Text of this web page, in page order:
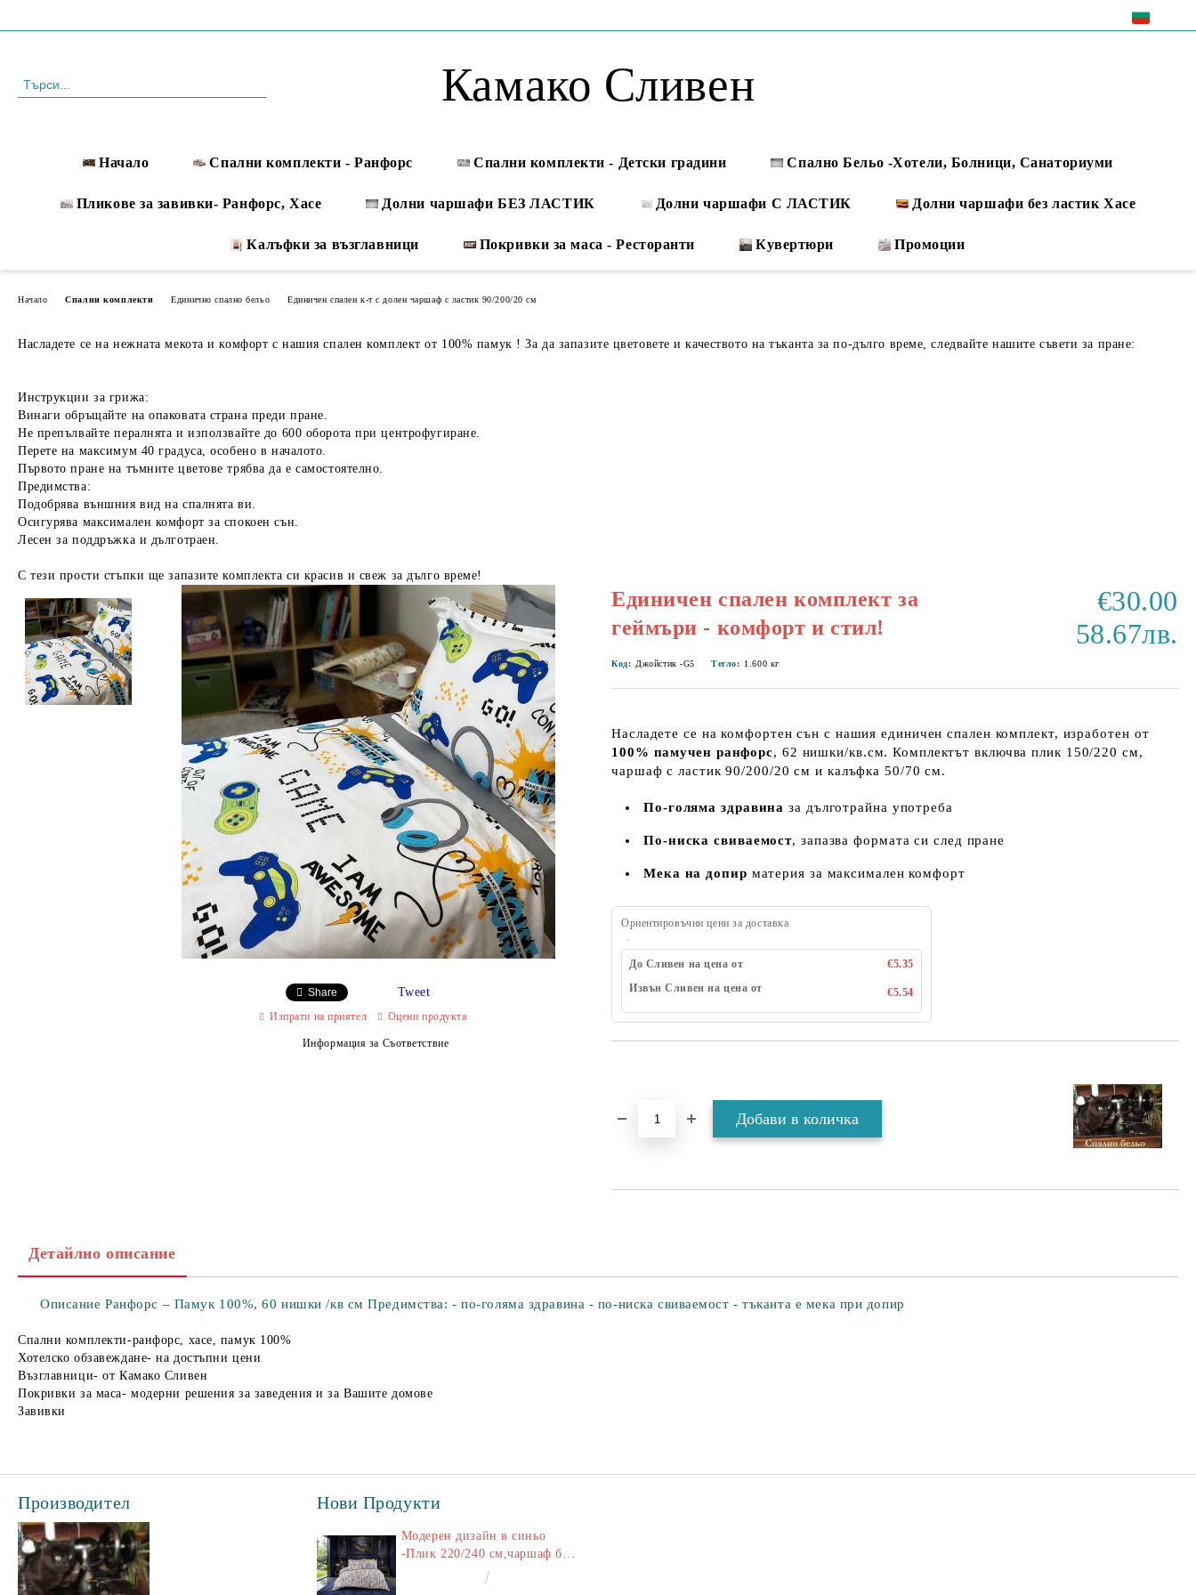
Камако Сливен
Начало Спални комплекти - Ранфорс Спални комплекти - Детски градини Спално Бельо -Хотели, Болници, Санаториуми
Пликове за завивки- Ранфорс, Хасе Долни чаршафи БЕЗ ЛАСТИК Долни чаршафи С ЛАСТИК Долни чаршафи без ластик Хасе
Калъфки за възглавници Покривки за маса - Ресторанти Кувертюри Промоции
Начало Спални комплекти Единично спално бельо Единичен спален к-т с долен чаршаф с ластик 90/200/20 см
Насладете се на нежната мекота и комфорт с нашия спален комплект от 100% памук ! За да запазите цветовете и качеството на тъканта за по-дълго време, следвайте нашите съвети за пране:
Инструкции за грижа:
Винаги обръщайте на опаковата страна преди пране.
Не препълвайте пералнята и използвайте до 600 оборота при центрофугиране.
Перете на максимум 40 градуса, особено в началото.
Първото пране на тъмните цветове трябва да е самостоятелно.
Предимства:
Подобрява външния вид на спалнята ви.
Осигурява максимален комфорт за спокоен сън.
Лесен за поддръжка и дълготраен.
С тези прости стъпки ще запазите комплекта си красив и свеж за дълго време!
Единичен спален комплект за
геймъри - комфорт и стил!
€30.00
58.67лв.
Код: Джойстик -G5 Тегло: 1.600 кг
Насладете се на комфортен сън с нашия единичен спален комплект, изработен от
100% памучен ранфорс, 62 нишки/кв.см. Комплектът включва плик 150/220 см,
чаршаф с ластик 90/200/20 см и калъфка 50/70 см.
По-голяма здравина за дълготрайна употреба
По-ниска свиваемост, запазва формата си след пране
Мека на допир материя за максимален комфорт
Ориентировъчни цени за доставка
До Сливен на цена от
€5.35
Извън Сливен на цена от
€5.54
Share Tweet
Изпрати на приятел Оцени продукта
Информация за Съответствие
Детайлно описание
Описание Ранфорс – Памук 100%, 60 нишки /кв см Предимства: - по-голяма здравина - по-ниска свиваемост - тъканта е мека при допир
Спални комплекти-ранфорс, хасе, памук 100%
Хотелско обзавеждане- на достъпни цени
Възглавници- от Камако Сливен
Покривки за маса- модерни решения за заведения и за Вашите домове
Завивки
Производител Нови Продукти
Модерен дизайн в синьо
-Плик 220/240 см,чаршаф без
ластик 240/260 см,калъфки